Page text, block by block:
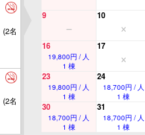
(2名
(2名
9
10
16
19,800円 / 人
1 棟
17
23
19,800円 / 人
1 棟
24
18,700円 / 人
1 棟
30
18,700円 / 人
1 棟
31
18,700円 / 人
1 棟